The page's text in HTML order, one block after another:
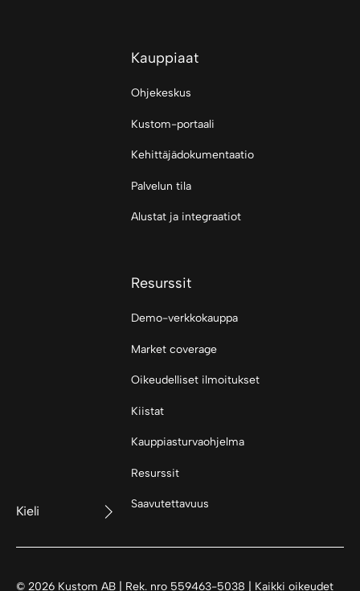
Kieli
Kauppiaat
Ohjekeskus
Kustom-portaali
Kehittäjädokumentaatio
Palvelun tila
Alustat ja integraatiot
Resurssit
Demo-verkkokauppa
Market coverage
Oikeudelliset ilmoitukset
Kiistat
Kauppiasturvaohjelma
Resurssit
Saavutettavuus
© 2026Kustom AB | Rek. nro 559463-5038 | Kaikki oikeudet